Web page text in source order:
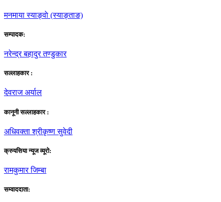
मनमाया स्याङ्वाे (स्याङ्ताङ)
सम्पादक:
नरेन्द्र बहादुर तण्डुकार
सल्लाहकार :
देवराज अर्याल
कानूनी सल्लाहकार :
अधिवक्ता श्रीकृष्ण सुवेदी
क्रुयसिया न्यूज व्यूराे:
रामकुमार जिम्बा
सम्वाददाता: